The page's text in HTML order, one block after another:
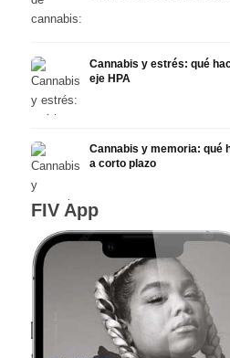
Cannabis y estrés: qué
eje HPA
Cannabis y memoria: qué
a corto plazo
FIV App